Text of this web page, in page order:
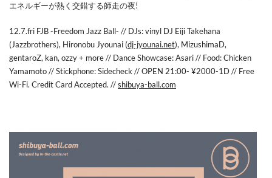
エネルギーが熱く交錯する師走の夜!
12.7.fri FJB -Freedom Jazz Ball- // DJs: vinyl DJ Eiji Takehana
(Jazzbrothers), Hironobu Jyounai (dj-jyounai.net), MizushimaD,
gentaroZ, kan, ozzy + more // Dance Showcase: Asari // Food: Chicken
Yamamoto // Stickphone: Sidecheck // OPEN 21:00- ¥2000-1D // Free
Wi-Fi. Credit Card Accepted. //shibuya-ball.com